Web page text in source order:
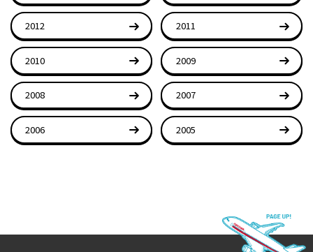
2012 2011
2010 2009
2008 2007
2006 2005